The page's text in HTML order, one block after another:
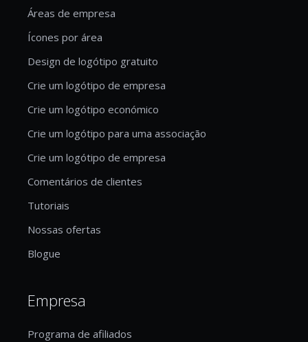
Áreas de empresa
Ícones por área
Design de logótipo gratuito
Crie um logótipo de empresa
Crie um logótipo económico
Crie um logótipo para uma associação
Crie um logótipo de empresa
Comentários de clientes
Tutoriais
Nossas ofertas
Blogue
Empresa
Programa de afiliados